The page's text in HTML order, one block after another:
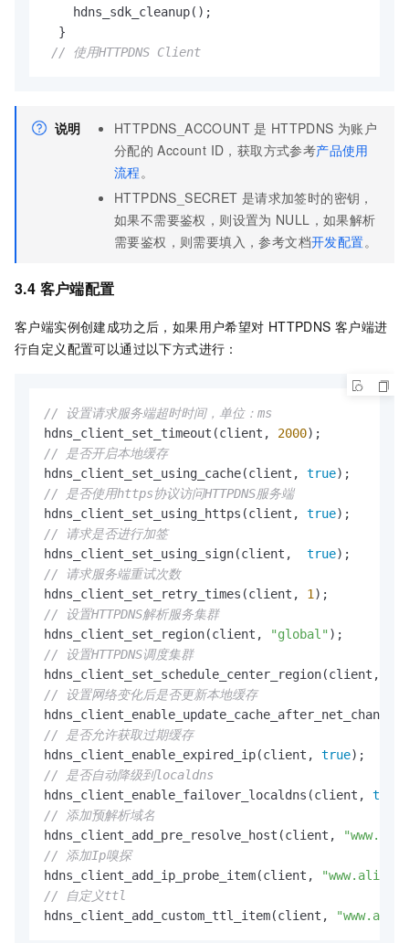
    hdns_sdk_cleanup();
  }
// 使用HTTPDNS Client
说明 HTTPDNS_ACCOUNT 是 HTTPDNS 为账户
分配的 Account ID，获取方式参考产品使用
流程 。
HTTPDNS_SECRET 是请求加签时的密钥，
如果不需要鉴权，则设置为 NULL，如果解析
需要鉴权，则需要填入，参考文档开发配置。
3.4 客户端配置
客户端实例创建成功之后，如果用户希望对 HTTPDNS 客户端进
行自定义配置可以通过以下方式进行：
// 设置请求服务端超时时间，单位：ms
hdns_client_set_timeout(client, 2000
// 是否开启本地缓存
hdns_client_set_using_cache(client, true
// 是否使用https协议访问HTTPDNS服务端
hdns_client_set_using_https(client, true
// 请求是否进行加签
hdns_client_set_using_sign(client, true
// 请求服务端重试次数
hdns_client_set_retry_times(client, 1
// 设置HTTPDNS解析服务集群
hdns_client_set_region(client,
"global"
// 设置HTTPDNS调度集群
hdns_client_set_schedule_center_region(client,
// 设置网络变化后是否更新本地缓存
// 是否允许获取过期缓存
hdns_client_enable_expired_ip(client, true
// 是否自动降级到localdns
hdns_client_enable_failover_localdns(client, true
// 添加预解析域名
hdns_client_add_pre_resolve_host(client,
// 添加Ip嗅探
hdns_client_add_ip_probe_item(client,
// 自定义ttl
hdns_client_add_custom_ttl_item(client,